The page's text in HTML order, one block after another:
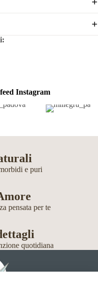
Instagram
e puri
pensata per te
quotidiana